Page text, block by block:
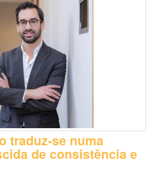
traduz-se numa
de consistência e